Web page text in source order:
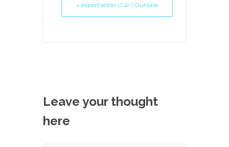
+ exportación iCal / Outlook
Leave your thought
here